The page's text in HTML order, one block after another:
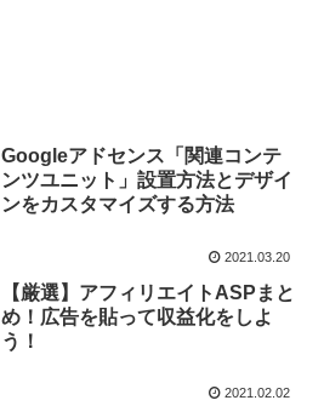
Googleアドセンス「関連コンテ
ンツユニット」設置方法とデザイ
ンをカスタマイズする方法
2021.03.20
【厳選】アフィリエイトASPまと
め！広告を貼って収益化をしよ
う！
2021.02.02